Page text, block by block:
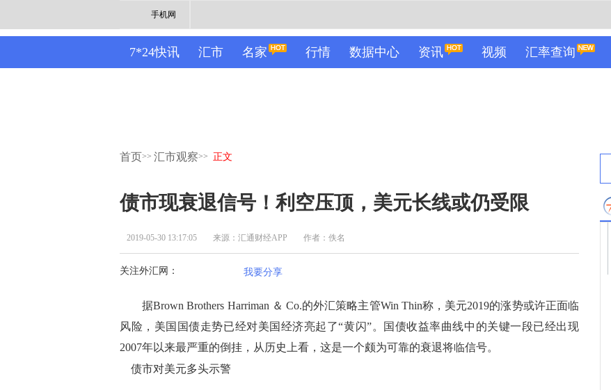
手机网
7*24快讯 汇市 名家 行情 数据中心 资讯 视频 汇率查询
首页>> 汇市观察>> 正文
债市现衰退信号！利空压顶，美元长线或仍受限
2019-05-30 13:17:05 来源：汇通财经APP 作者：佚名
关注外汇网： 我要分享
据Brown Brothers Harriman ＆ Co.的外汇策略主管Win Thin称，美元2019的涨势或许正面临
风险，美国国债走势已经对美国经济亮起了“黄闪”。国债收益率曲线中的关键一段已经出现
2007年以来最严重的倒挂，从历史上看，这是一个颇为可靠的衰退将临信号。
债市对美元多头示警